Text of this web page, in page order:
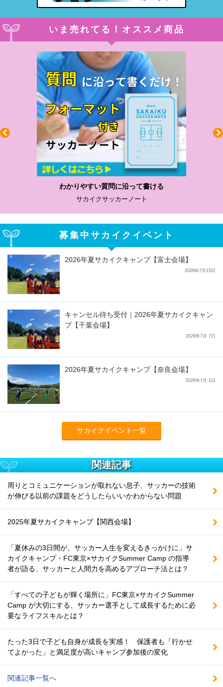
いま売れてる！オススメ商品
わかりやすい質問に沿って書ける
サカイクサッカーノート
募集中サカイクイベント
2026年夏サカイクキャンプ【富士会場】
2026年7月15日
キャンセル待ち受付｜2026年夏サカイクキャン
プ【千葉会場】
2026年7月 7日
2026年夏サカイクキャンプ【奈良会場】
2026年7月 1日
サカイクイベント一覧
関連記事
周りとコミュニケーションが取れない息子、サッカーの技術
が伸びる以前の課題をどうしたらいいかわからない問題
2025年夏サカイクキャンプ【関西会場】
「夏休みの3日間が、サッカー人生を変えるきっかけに」サ
カイクキャンプ・FC東京×サカイクSummer Camp の指導
者が語る、サッカーと人間力を高めるアプローチ法とは？
「すべての子どもが輝く場所に」FC東京×サカイクSummer
Camp が大切にする、サッカー選手として成長するために必
要なライフスキルとは？
たった3日で子ども自身が成長を実感！ 保護者も「行かせ
てよかった」と満足度が高いキャンプ参加後の変化
関連記事一覧へ